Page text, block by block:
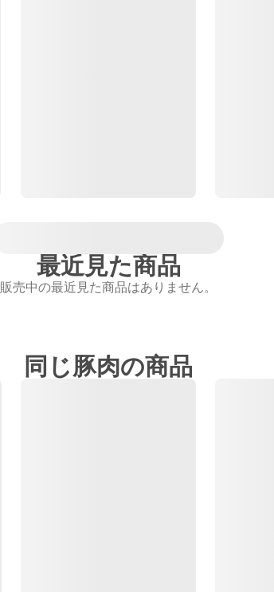
最近見た商品
販売中の最近見た商品はありません。
同じ豚肉の商品